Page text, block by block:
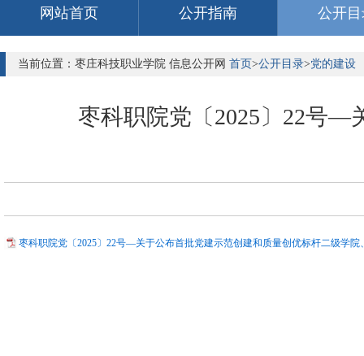
网站首页 公开指南 公开
当前位置：枣庄科技职业学院 信息公开网 首页>公开目录>党的建设
枣科职院党〔2025〕22号—
枣科职院党〔2025〕22号—关于公布首批党建示范创建和质量创优标杆二级学院